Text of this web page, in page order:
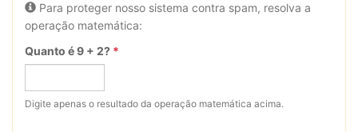
Para proteger nosso sistema contra spam, resolva a
operação matemática:
Quanto é 9 + 2? *
Digite apenas o resultado da operação matemática acima.